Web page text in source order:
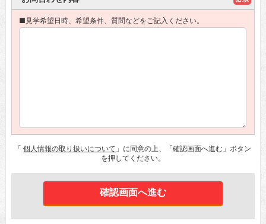
■見学希望日時、希望条件、質問などをご記入ください。
「個人情報の取り扱いについて 」に同意の上、「確認画面へ進む」ボタン
を押してください。